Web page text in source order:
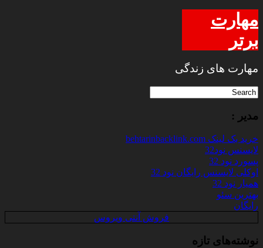
مهارت
برتر
مهارت های زندگی
مدیر :
خرید بک لینک behtarinbacklink.com
لایسنس نود32
پسورد نود 32
اوکلی لایسنس رایگان نود 32
همیار نود 32
بهترین سئو
رایگان
فروش آنتی ویروس
نوشته‌های تازه